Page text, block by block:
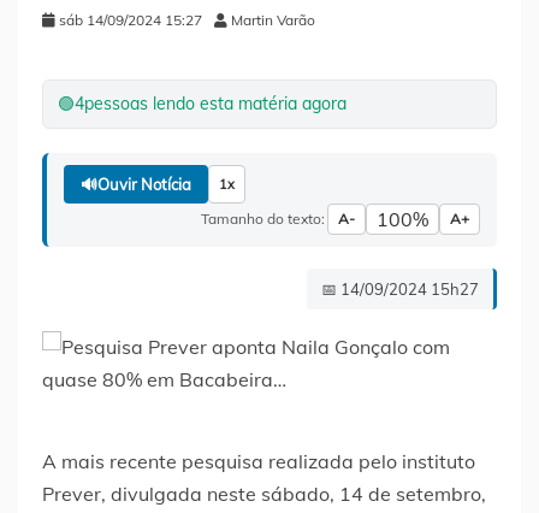
sáb 14/09/2024 15:27 Martin Varão
🟢4pessoas lendo esta matéria agora
🔊Ouvir Notícia 1x
Tamanho do texto: A- 100% A+
📅 14/09/2024 15h27
A mais recente pesquisa realizada pelo instituto
Prever, divulgada neste sábado, 14 de setembro,